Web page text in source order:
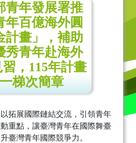
青年發展署推
年百億海外圓
計畫」，補助
秀青年赴海外
，115年計畫
梯次簡章
拓展國際鏈結交流，引領青年
重點，讓臺灣青年在國際舞臺
臺灣青年國際競爭力。